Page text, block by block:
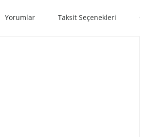
Yorumlar Taksit Seçenekleri